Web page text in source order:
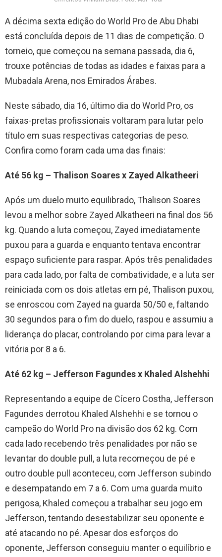
A décima sexta edição do World Pro de Abu Dhabi
está concluída depois de 11 dias de competição. O
torneio, que começou na semana passada, dia 6,
trouxe potências de todas as idades e faixas para a
Mubadala Arena, nos Emirados Árabes.
Neste sábado, dia 16, último dia do World Pro, os
faixas-pretas profissionais voltaram para lutar pelo
título em suas respectivas categorias de peso.
Confira como foram cada uma das finais:
Até 56 kg – Thalison Soares x Zayed Alkatheeri
Após um duelo muito equilibrado, Thalison Soares
levou a melhor sobre Zayed Alkatheeri na final dos 56
kg. Quando a luta começou, Zayed imediatamente
puxou para a guarda e enquanto tentava encontrar
espaço suficiente para raspar. Após três penalidades
para cada lado, por falta de combatividade, e a luta ser
reiniciada com os dois atletas em pé, Thalison puxou,
se enroscou com Zayed na guarda 50/50 e, faltando
30 segundos para o fim do duelo, raspou e assumiu a
liderança do placar, controlando por cima para levar a
vitória por 8 a 6.
Até 62 kg – Jefferson Fagundes x Khaled Alshehhi
Representando a equipe de Cícero Costha, Jefferson
Fagundes derrotou Khaled Alshehhi e se tornou o
campeão do World Pro na divisão dos 62 kg. Com
cada lado recebendo três penalidades por não se
levantar do double pull, a luta recomeçou de pé e
outro double pull aconteceu, com Jefferson subindo
e desempatando em 7 a 6. Com uma guarda muito
perigosa, Khaled começou a trabalhar seu jogo em
Jefferson, tentando desestabilizar seu oponente e
até atacando no pé. Apesar dos esforços do
oponente, Jefferson conseguiu manter o equilíbrio e